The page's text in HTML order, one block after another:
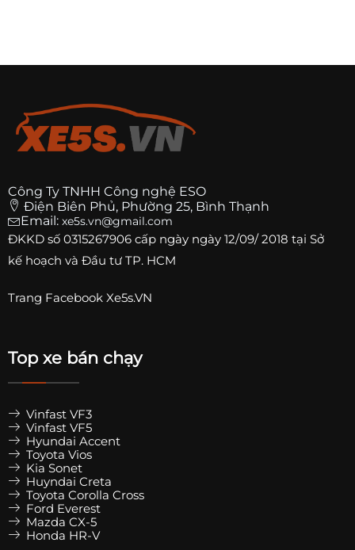
Công Ty TNHH Công nghệ ESO
Điện Biên Phủ, Phường 25, Bình Thạnh
Email: xe5s.vn@gmail.com
ĐKKD số 0315267906 cấp ngày ngày 12/09/ 2018 tại Sở
kế hoạch và Đầu tư TP. HCM
Trang Facebook Xe5s.VN
Top xe bán chạy
Vinfast VF3
Vinfast VF5
Hyundai Accent
Toyota Vios
Kia Sonet
Huyndai Creta
Toyota Corolla Cross
Ford Everest
Mazda CX-5
Honda HR-V